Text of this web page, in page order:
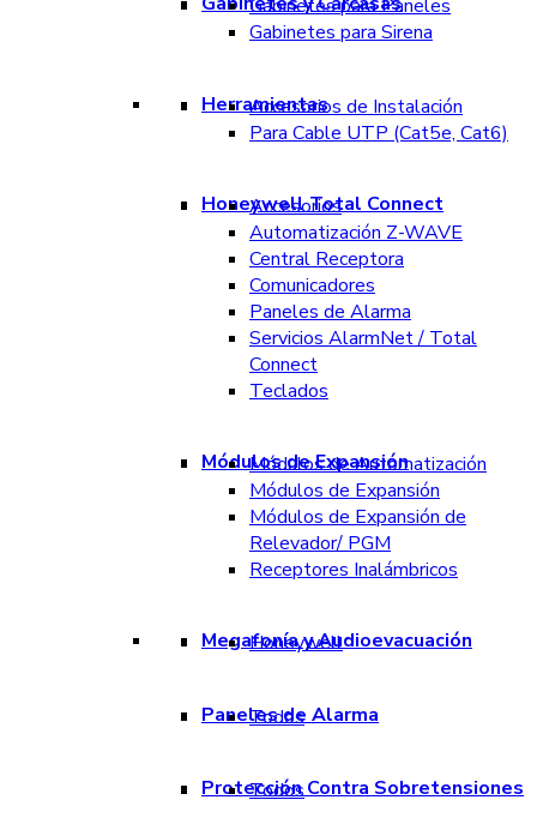
Gabinetes para Paneles
Gabinetes para Sirena
Herramientas
Accesorios de Instalación
Para Cable UTP (Cat5e, Cat6)
Honeywell Total Connect
Accesorios
Automatización Z-WAVE
Central Receptora
Comunicadores
Paneles de Alarma
Servicios AlarmNet / Total
Connect
Teclados
Módulos de Expansión
Módulos de Automatización
Módulos de Expansión
Módulos de Expansión de
Relevador/ PGM
Receptores Inalámbricos
Megafonía y Audioevacuación
Honeywell
Paneles de Alarma
Todos
Protección Contra Sobretensiones
Todos